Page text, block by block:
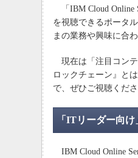
「IBM Cloud Online
を視聴できるポータ
まの業務や興味に合
現在は「注目コンテ
ロックチェーン』と
で、ぜひご視聴くださ
「ITリーダー向
IBM Cloud Online